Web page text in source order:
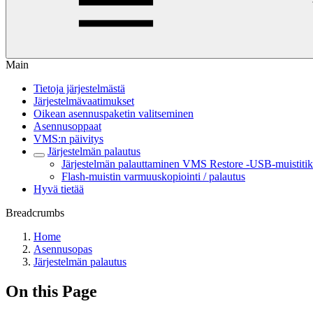
Main
Tietoja järjestelmästä
Järjestelmävaatimukset
Oikean asennuspaketin valitseminen
Asennusoppaat
VMS:n päivitys
Järjestelmän palautus
Järjestelmän palauttaminen VMS Restore -USB-
Flash-muistin varmuuskopiointi / palautus
Hyvä tietää
Breadcrumbs
Home
Asennusopas
Järjestelmän palautus
On this Page